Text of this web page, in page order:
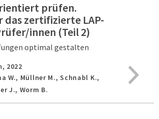
prüfen.
das zertifizierte LAP-
innen (Teil 2)
optimal gestalten
2022
W., Müllner M., Schnabl K.,
J., Worm B.